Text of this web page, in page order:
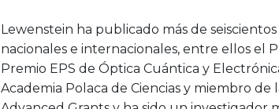
Lewenstein ha publicado más de
nacionales e internacionales, entre ellos el
Premio EPS de Óptica Cuántica y
Academia Polaca de Ciencias y miembro